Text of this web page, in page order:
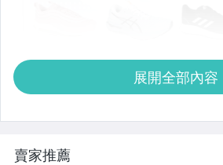
展開全部內容
賣家推薦